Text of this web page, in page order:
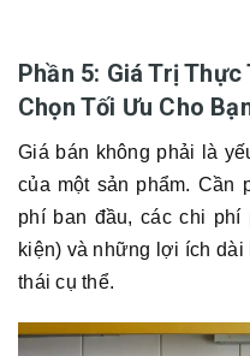
Phần 5: Giá Trị
Chọn Tối Ưu Cho
Giá bán không phải là
của một sản phẩm. Cần
phí ban đầu, các chi phí
kiện) và những lợi ích dài
thái cụ thể.